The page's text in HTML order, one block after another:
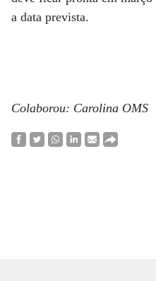
a data prevista.
Colaborou: Carolina OMS